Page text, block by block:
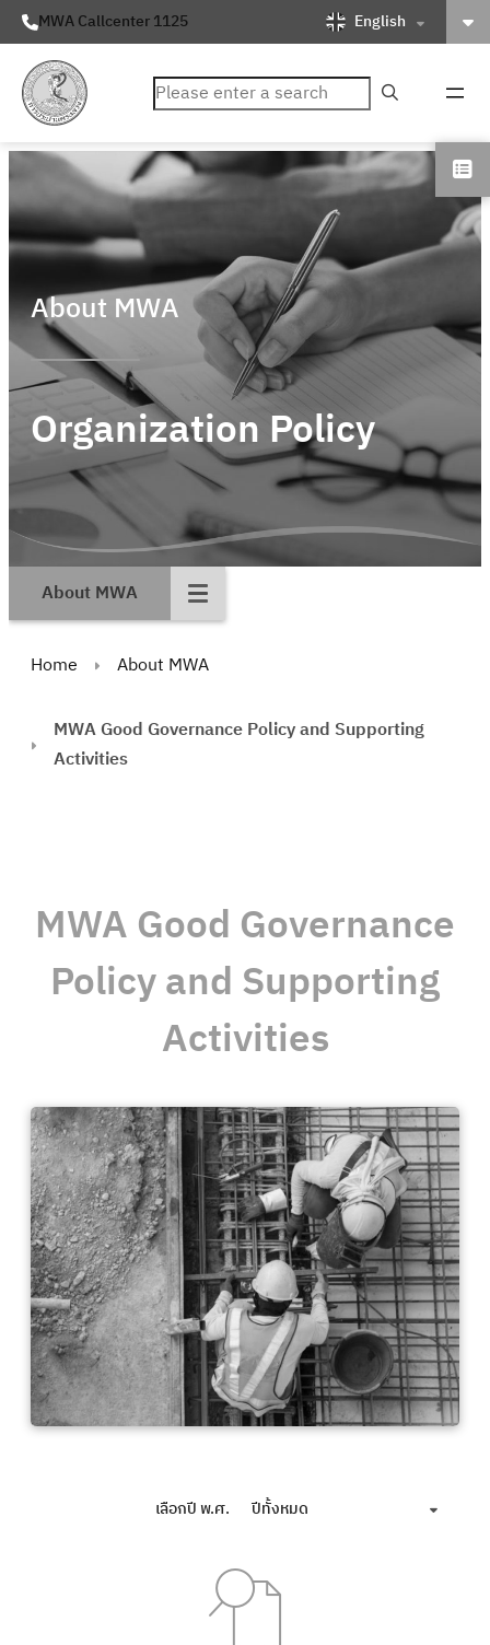
MWA Callcenter 1125 English
ค้นหา
About MWA
Organization Policy
About MWA
Home About MWA
MWA Good Governance Policy and Supporting
Activities
MWA Good Governance
Policy and Supporting
Activities
เลือกปี พ.ศ. ปีทั้งหมด